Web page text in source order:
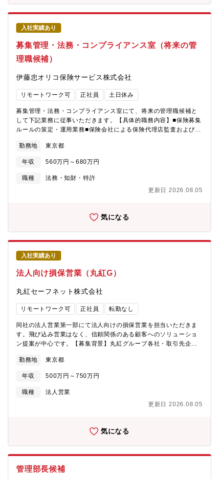
★（詳細は「えるぼし認定」で検索すると確認可能です）【同ポ
術選定や導入企画、コスト最適化など経営視点も求められるた
め、技術力とマネジメント力の両方を活かしたい方に最適な環境
です。■自社開発の大規模Webシステムに携わることができ、最新
技術の導入にも積極的な社風の中で、裁量を持って働ける魅力が
あります。インフラ領域のスペシャリストとして、組織の成長を
支えるやりがいを感じていただけるポジションです。【同社の魅
力はココ！】■保険業界の「プラットフォーマー」を目指して■当
社は、常に業界に革新を生み出し続けてきました。保険代理店事
業を主軸に、月間300万人のユーザーが訪れる保険の情報メディア
サイト「保険市場」を運営。その媒体価値からうまれるメディア
脚したメディアレップ（保険専業の広告代理店）事業、米国ハワ
から派生するASP事業、高精度な契約管理業務が可能にするBPO
事業など、保険にかかわるあらゆる収益機会にアプローチし、業
推進1部→シナジー推進2部： オペレーション課（★配属組
織）・課長(部長兼務)含め7名/メンバークラス6名・20代～50代ま
で男性・女性半々の比率の組織です。＜補足＞シナジー推進1部で
は新規契約の獲得をミッションとしておりますが、配属先のシナ
ジー推進2部では契約の保守(契約内容の見直し業務)や楽天グルー
プの保険(例:ぐるなびのキャンセル保険、楽天トラベルの旅行キャ
ンセル保険、楽天グループの役員に対するＤ＆Ｏ保険等)の保守業
の退職（育休満了）、異動、欠員【業務内容】・楽天グループ各
企業を対象とする損害保険契約の保守業務全般（満期更改、問合
せ対応、事務処理、等）・担当する楽天グループ各企業の新たな
プ各社とのコンタクト、契約締結・更改のタイミングでの、最適
な保険会社の選定、折衝、および楽天グループ各社への提案【本
ポジションの魅力】★70 ある楽天グループの各サービス、各楽天
グループ事業と、保険を通じて関わることができる珍しいポジシ
イミングで、損害保険会社と商品について検討を進めることがで
利厚生の充実カフェテリア(朝食・昼食・夕食)が無料で提供されて
いることやストックオプション制度等も導入されており、長期的
経済圏をご利用いただくための保険ソリューションの提案や、楽
するお手続きや、ご意見、ご質問への回答など、楽天保険グルー
の保険サービスの改革を目指しております。・楽天保険グループ
グを統括しており、楽天の持つビッグデータやテクノロジーを駆
時間】・残業時間 20 時間～30 時間（定時 17 時から換算）
入社実績あり
募集管理・法務・コンプライアンス室（将来の管
理職候補）
伊藤忠オリコ保険サービス株式会社
リモートワーク可 正社員 土日休み
募集管理・法務・コンプライアンス室にて、将来の管理職候補と
して下記業務に従事いただきます。【具体的職務内容】■保険募集
ルールの策定・運用業務■保険会社による保険代理店監査および自
他、保険募集人資格取得、維持のための案内・サポート業務等
【組織】募集管理・法務・コンプライアンス室
勤務地 東京都
年収 560万円～680万円
職種
法務・知財・特許
更新日 2026.08.05
気になる
入社実績あり
法人向け損保営業（丸紅G）
丸紅セーフネット株式会社
リモートワーク可 正社員 転勤なし
同社の法人営業第一部にて法人向けの損保営業を担当いただきま
す。飛び込み営業はなく、信頼関係のある顧客へのソリューショ
ン提案が中心です。【募集背景】丸紅グループ各社・取引先企業
行を受け、弊社が特定大規模乗合損害保険代理店となったこと
で、法人担当を増員します。【丸紅グループである意義】親会
社・丸紅株式会社（東証プライム上場）をバックボーンに持つ安
定した経営基盤のもと、商社グループならではの大手・中堅法人
規模の企業に、初日から担当として関われます。【具体的職務内
に向けた損害保険のコンサルティング営業∟既存契約の保全7割、
新規取り組み3割程度∟新規の案件は飛び込み営業はなく、丸紅グ
ループやお客様からの紹介、Webセミナー、DM、外注でのテレア
ポ、LP等経由∟営業スタイル：対面アポ、オンラインアポも実施
しております∟出張は担当によって発生※遠方の工場のリスクサ
ーベイ等【組織構成】法人営業第一部：29名∟3課に分かれてお
勤務地 東京都
年収 500万円～750万円
職種
法人営業
更新日 2026.08.05
気になる
管理部長候補